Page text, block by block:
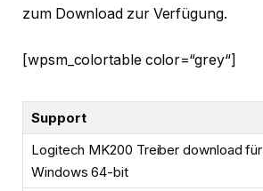
zum Download zur Verfügung.
[wpsm_colortable color=“grey“]
Support
Logitech MK200 Treiber download für
Windows 64-bit